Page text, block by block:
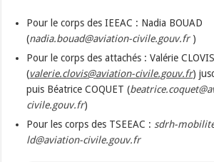
Pour le corps des IEEAC : Nadia BOUAD
(nadia.bouad@aviation-civile.gouv.fr )
Pour le corps des attachés : Valérie CLOVIS
(valerie.clovis@aviation-civile.gouv.fr)
puis Béatrice COQUET (
civile.gouv.fr)
Pour les corps des TSEEAC : sdrh-
ld@aviation-civile.gouv.fr